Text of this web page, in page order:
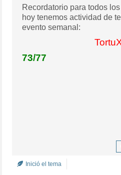
Recordatorio para todos
hoy tenemos actividad de
evento semanal:
73/77
Inició el tema